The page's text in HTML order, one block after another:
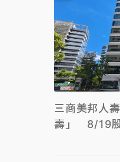
三商美邦人
壽」 8/19股